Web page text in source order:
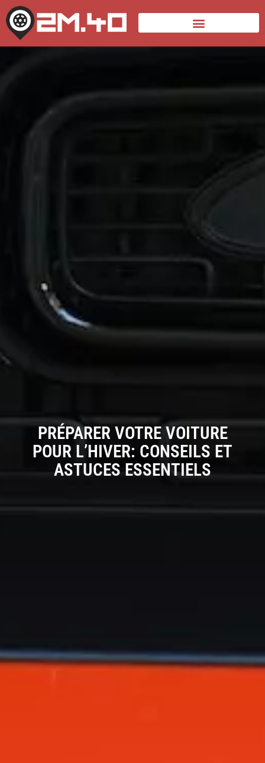
PRÉPARER VOTRE VOITURE
POUR L’HIVER: CONSEILS ET
ASTUCES ESSENTIELS